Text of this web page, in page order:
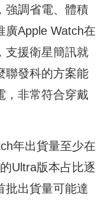
強調省電、體積
廣Apple Watch在
支援衛星簡訊就
聯發科的方案能
，非常符合穿戴
年出貨量至少在
Ultra版本占比逐
批出貨量可能達